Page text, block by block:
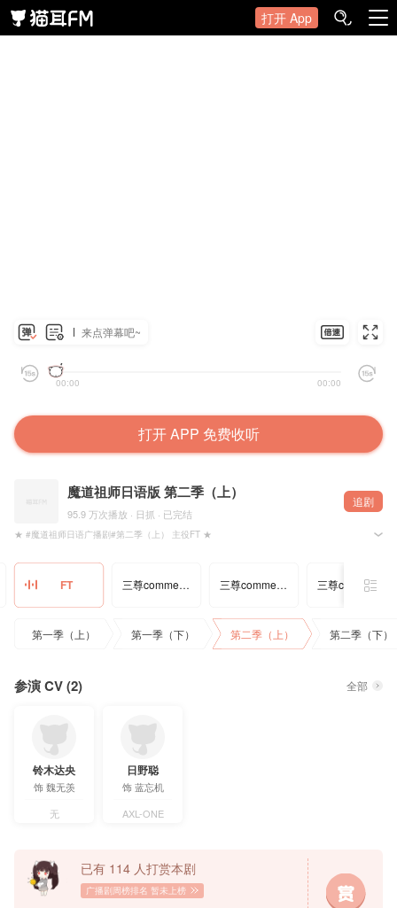
打开 App
来点弹幕吧~
00:00 00:00
打开 APP 免费收听
魔道祖师日语版 第二季（上）
95.9 万次播放 · 日抓 · 已完结
追剧
★ #魔道祖师日语广播剧#第二季（上） 主役FT ★
=主役FT嘉宾=
蓝忘机：日野聪
=STAFF=
项目监督：括号 @战场老军医括号君
翻译监督：黒鋼、Renee、髙岡 直美
剪辑：一戸 良平、河野 健祐、やまなかけんじ、加峯 廣一、寺内 涼祐
翻译：优酱
日文监修：時田シャケ
协助：寻声工作室、動物、清川ゆかり、泡泡乐、控控、呉 兆峰、坂本 こずえ
插画：Zaneri
插画设计：原七
FT 三尊comment・聂明玦 三尊comment・蓝曦臣 三尊comment・金光瑶
第一季（上） 第一季（下） 第二季（上） 第二季（下）
参演 CV (2) 全部
铃木达央
饰魏无羡
无
日野聪
饰蓝忘机
AXL-ONE
已有 114 人打赏本剧
广播剧周榜排名 暂未上榜